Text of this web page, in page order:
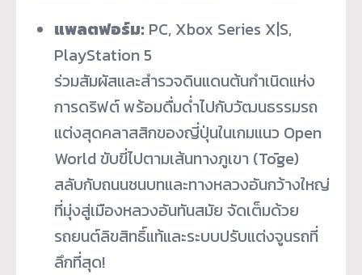
แพลตฟอร์ม: PC, Xbox Series X|S,
PlayStation 5
ร่วมสัมผัสและสำรวจดินแดนต้นกำเนิดแห่ง
การดริฟต์ พร้อมดื่มด่ำไปกับวัฒนธรรมรถ
แต่งสุดคลาสสิกของญี่ปุ่นในเกมแนว Open
World ขับขี่ไปตามเส้นทางภูเขา (Tōge)
สลับกับถนนชนบทและทางหลวงอันกว้างใหญ่
ที่มุ่งสู่เมืองหลวงอันทันสมัย จัดเต็มด้วย
รถยนต์ลิขสิทธิ์แท้และระบบปรับแต่งจูนรถที่
ลึกที่สุด!